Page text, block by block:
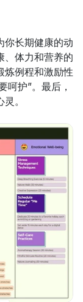
你长期健康的动
、体力和营养的
炼例程和激励性
呵护”。最后，
。